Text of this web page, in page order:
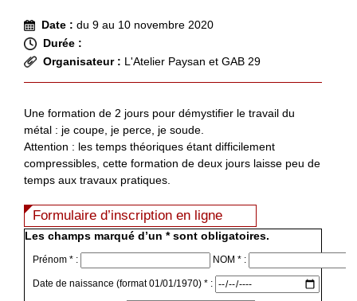
Date : du 9 au 10 novembre 2020
Durée :
Organisateur : L'Atelier Paysan et GAB 29
Une formation de 2 jours pour démystifier le travail du
métal : je coupe, je perce, je soude.
Attention : les temps théoriques étant difficilement
compressibles, cette formation de deux jours laisse peu de
temps aux travaux pratiques.
Formulaire d’inscription en ligne
Les champs marqué d’un * sont obligatoires.
Prénom * : NOM * :
Date de naissance (format 01/01/1970) * :